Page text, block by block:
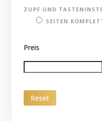
ZUPF UND
SEITEN
Preis
Reset